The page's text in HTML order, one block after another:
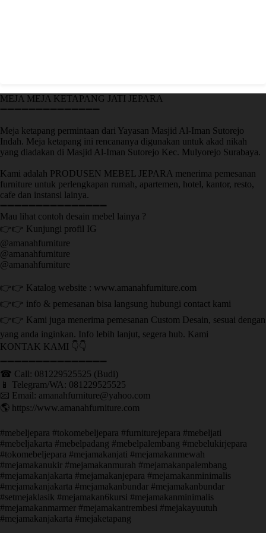
MEJA MEJA KETAPANG JATI JEPARA
➖➖➖➖➖➖➖➖➖➖➖➖➖➖
Meja ketapang permintaan dari Yayasan Masjid Al-Iman Sutorejo
Indah. Meja ketapang ini rencananya digunakan untuk akad nikah
yang diadakan di Masjid Al-Iman Sutorejo Kec. Mulyorejo Surabaya.
Kami adalah PRODUSEN MEBEL JEPARA menerima pemesanan
furniture untuk perlengkapan rumah, apartemen, hotel, kantor, resto,
cafe dan instansi lainya.
➖➖➖➖➖➖➖➖➖➖➖➖➖➖➖
Mau lihat contoh desain mebel lainya ?
👉👉 Kunjungi profil IG
@amanahfurniture
@amanahfurniture
@amanahfurniture
👉👉 Katalog website : www.amanahfurniture.com
👉👉 info & pemesanan bisa langsung hubungi contact kami
👉👉 Kami juga menerima pemesanan Custom Desain, sesuai dengan
yang anda inginkan. Info lebih lanjut, segera hub. Kami
KONTAK KAMI 👇👇
➖➖➖➖➖➖➖➖➖➖➖➖➖➖➖ ㅤ
☎ Call: 081229525525 (Budi)
📱 Telegram/WA: 081229525525
📧 Email: amanahfurniture@yahoo.com
🌎 https://www.amanahfurniture.com
#mebeljepara #tokomebeljepara #furniturejepara #mebeljati
#mebeljakarta #mebelpadang #mebelpalembang #mebelukirjepara
#tokomebeljepara #mejamakanjati #mejamakanmewah
#mejamakanukir #mejamakanmurah #mejamakanpalembang
#mejamakanjakarta #mejamakanjepara #mejamakanminimalis
#mejamakanjakarta #mejamakanbundar #mejamakanbundar
#setmejaklasik #mejamakan6kursi #mejamakanminimalis
#mejamakanmarmer #mejamakantrembesi #mejakayuutuh
#mejamakanjakarta #mejaketapang